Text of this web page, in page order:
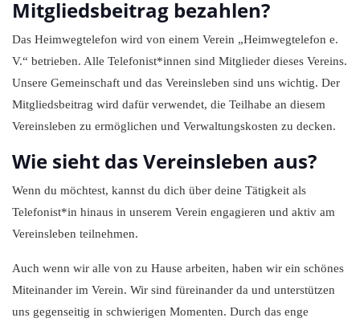
Mitgliedsbeitrag bezahlen?
Das Heimwegtelefon wird von einem Verein „Heimwegtelefon e.
V.“ betrieben. Alle Telefonist*innen sind Mitglieder dieses Vereins.
Unsere Gemeinschaft und das Vereinsleben sind uns wichtig. Der
Mitgliedsbeitrag wird dafür verwendet, die Teilhabe an diesem
Vereinsleben zu ermöglichen und Verwaltungskosten zu decken.
Wie sieht das Vereinsleben aus?
Wenn du möchtest, kannst du dich über deine Tätigkeit als
Telefonist*in hinaus in unserem Verein engagieren und aktiv am
Vereinsleben teilnehmen.
Auch wenn wir alle von zu Hause arbeiten, haben wir ein schönes
Miteinander im Verein. Wir sind füreinander da und unterstützen
uns gegenseitig in schwierigen Momenten. Durch das enge